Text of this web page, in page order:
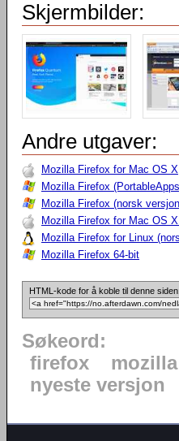
Skjermbilder:
Andre utgaver:
Mozilla Firefox for Mac OS X
Mozilla Firefox
Mozilla Firefox (norsk
Mozilla Firefox for Mac OS
Mozilla Firefox for Linux
Mozilla Firefox 64-bit
HTML-kode for å koble til denne siden:
Søkeord:
firefox
mozilla
nyeste versjon